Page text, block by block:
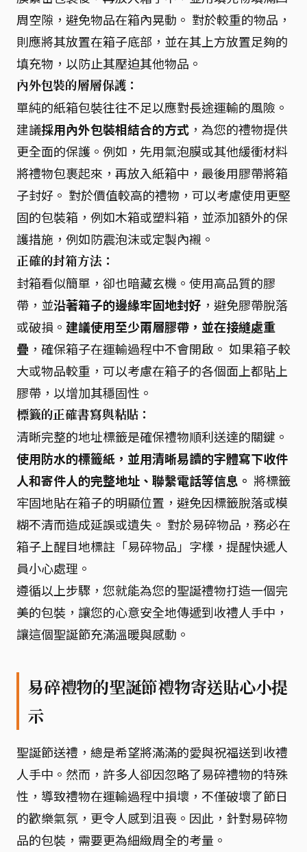
周空隙，避免物品在箱內晃動。 對於較重的物品，
則應將其放置在箱子底部，並在其上方放置足夠的
填充物，以防止其壓迫其他物品。
內外包裝的層層保護：
單純的紙箱包裝往往不足以應對長途運輸的風險。
建議採用內外包裝相結合的方式 ，為您的禮物提供
更全面的保護。例如，先用氣泡膜或其他緩衝材料
將禮物包裹起來，再放入紙箱中，最後用膠帶將箱
子封好。 對於價值較高的禮物，可以考慮使用更堅
固的包裝箱，例如木箱或塑料箱，並添加額外的保
護措施，例如防震泡沫或定製內襯。
正確的封箱方法：
封箱看似簡單，卻也暗藏玄機。使用高品質的膠
帶，並沿著箱子的邊緣牢固地封好 ，避免膠帶脫落
或破損。 建議使用至少兩層膠帶，並在接縫處重
疊 ，確保箱子在運輸過程中不會開啟。 如果箱子較
大或物品較重，可以考慮在箱子的各個面上都貼上
膠帶，以增加其穩固性。
標籤的正確書寫與粘貼：
清晰完整的地址標籤是確保禮物順利送達的關鍵。
使用防水的標籤紙，並用清晰易讀的字體寫下收件
人和寄件人的完整地址、聯繫電話等信息。 將標籤
牢固地貼在箱子的明顯位置，避免因標籤脫落或模
糊不清而造成延誤或遺失。 對於易碎物品，務必在
箱子上醒目地標註「易碎物品」字樣，提醒快遞人
員小心處理。
遵循以上步驟，您就能為您的聖誕禮物打造一個完
美的包裝，讓您的心意安全地傳遞到收禮人手中，
讓這個聖誕節充滿溫暖與感動。
易碎禮物的聖誕節禮物寄送貼心小提
示
聖誕節送禮，總是希望將滿滿的愛與祝福送到收禮
人手中。然而，許多人卻因忽略了易碎禮物的特殊
性，導致禮物在運輸過程中損壞，不僅破壞了節日
的歡樂氣氛，更令人感到沮喪。因此，針對易碎物
品的包裝，需要更為細緻周全的考量。